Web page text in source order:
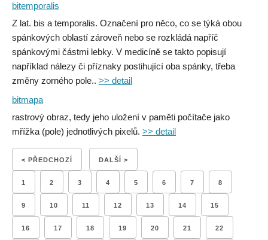
bitemporalis
Z lat. bis a temporalis. Označení pro něco, co se týká obou
spánkových oblastí zároveň nebo se rozkládá napříč
spánkovými částmi lebky. V medicíně se takto popisují
například nálezy či příznaky postihující oba spánky, třeba
změny zorného pole.. >> detail
bitmapa
rastrový obraz, tedy jeho uložení v paměti počítače jako
mřížka (pole) jednotlivých pixelů. >> detail
< PŘEDCHOZÍ DALŠÍ >
1 2 3 4 5 6 7 8
9 10 11 12 13 14 15
16 17 18 19 20 21 22